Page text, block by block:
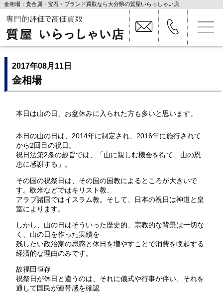
金相場：貴金属・宝石・ブランド買取なら大分県の質屋いらっしゃい店
2017年08月11日
金相場
本日は山の日、お盆休みに入られた方も多いと思います。
本日の山の日は、2014年に制定され、2016年に施行されて
から2回目の祝日。
祝日法第2条の趣旨では、「山に親しむ機会を得て、山の恩
恵に感謝する」。
その国の祝祭日は、その国の国教によるところが大きいで
す。欧米などではキリスト教、
アラブ諸国ではイスラム教。そして、日本の祝日は神道と皇
室によります。
しかし、山の日はそういった歴史的、宗教的な背景は一切な
く、山の日を作った実績を
残したい政治家の思惑と休日を増やすことで消費を喚起する
経済的な理由のみです。
故福田恒存
祝祭日が休日と違うのは、それに儀式や行事が伴い、それを
通して国民が連帯感を確認